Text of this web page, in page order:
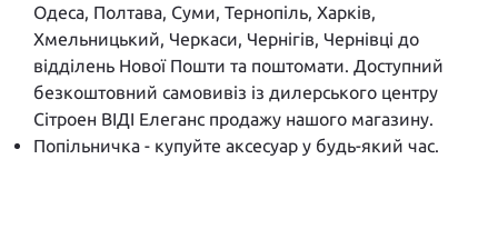
Одеса, Полтава, Суми, Тернопіль, Харків,
Хмельницький, Черкаси, Чернігів, Чернівці до
відділень Нової Пошти та поштомати. Доступний
безкоштовний самовивіз із дилерського центру
Сітроен ВІДІ Елеганс продажу нашого магазину.
Попільничка - купуйте аксесуар у будь-який час.